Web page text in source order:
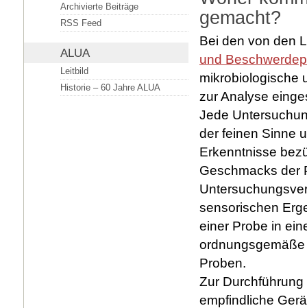
Archivierte Beiträge
RSS Feed
ALUA
Leitbild
Historie – 60 Jahre ALUA
gemacht?
Bei den von den
und
mikrobiologische
zur Analyse
Jede
der feinen Sinne
Erkenntnisse
Geschmacks der
sensorischen
einer Probe in
Proben.
Zur
empfindliche